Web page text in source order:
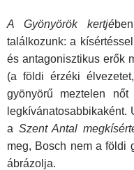
A Gyönyörök kertjé
találkozunk: a
és antagonisztikus erők
(a földi érzéki
gyönyörű meztelen
a Szent Antal
meg, Bosch nem a földi
ábrázolja.